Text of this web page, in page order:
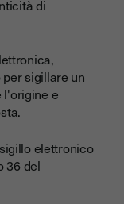
di
sigillare un
e
elettronico
36 del